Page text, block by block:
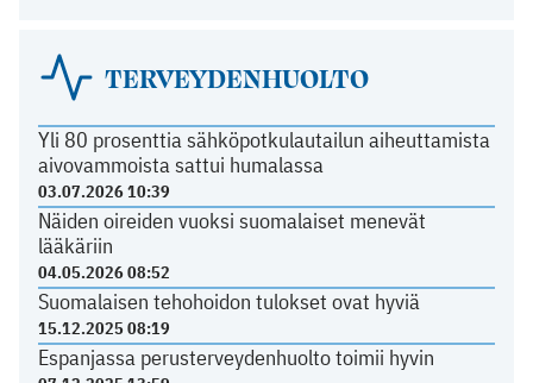
TERVEYDENHUOLTO
Yli 80 prosenttia sähköpotkulautailun aiheuttamista
aivovammoista sattui humalassa
03.07.2026 10:39
Näiden oireiden vuoksi suomalaiset menevät
lääkäriin
04.05.2026 08:52
Suomalaisen tehohoidon tulokset ovat hyviä
15.12.2025 08:19
Espanjassa perusterveydenhuolto toimii hyvin